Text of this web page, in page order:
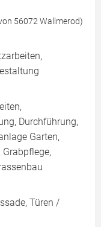
56072 Wallmerod)
Durchführung,
Garten,
Türen /